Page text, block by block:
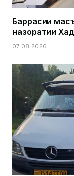
Баррасии
назоратии
07.08.2026